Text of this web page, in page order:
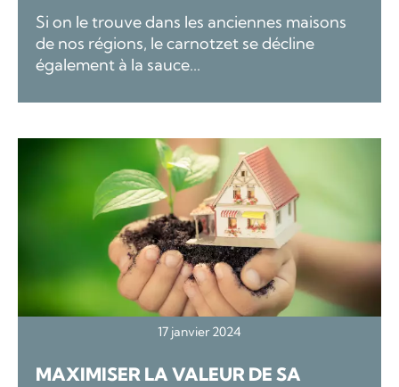
Si on le trouve dans les anciennes maisons
de nos régions, le carnotzet se décline
également à la sauce...
17 janvier 2024
MAXIMISER LA VALEUR DE SA